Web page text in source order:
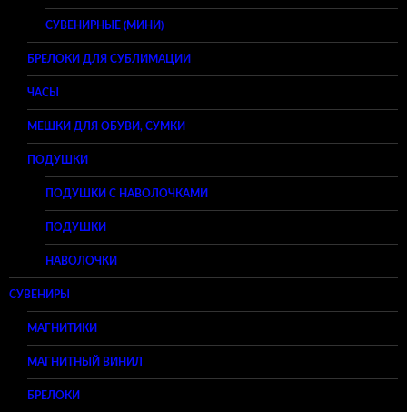
СУВЕНИРНЫЕ (МИНИ)
БРЕЛОКИ ДЛЯ СУБЛИМАЦИИ
ЧАСЫ
МЕШКИ ДЛЯ ОБУВИ, СУМКИ
ПОДУШКИ
ПОДУШКИ С НАВОЛОЧКАМИ
ПОДУШКИ
НАВОЛОЧКИ
СУВЕНИРЫ
МАГНИТИКИ
МАГНИТНЫЙ ВИНИЛ
БРЕЛОКИ